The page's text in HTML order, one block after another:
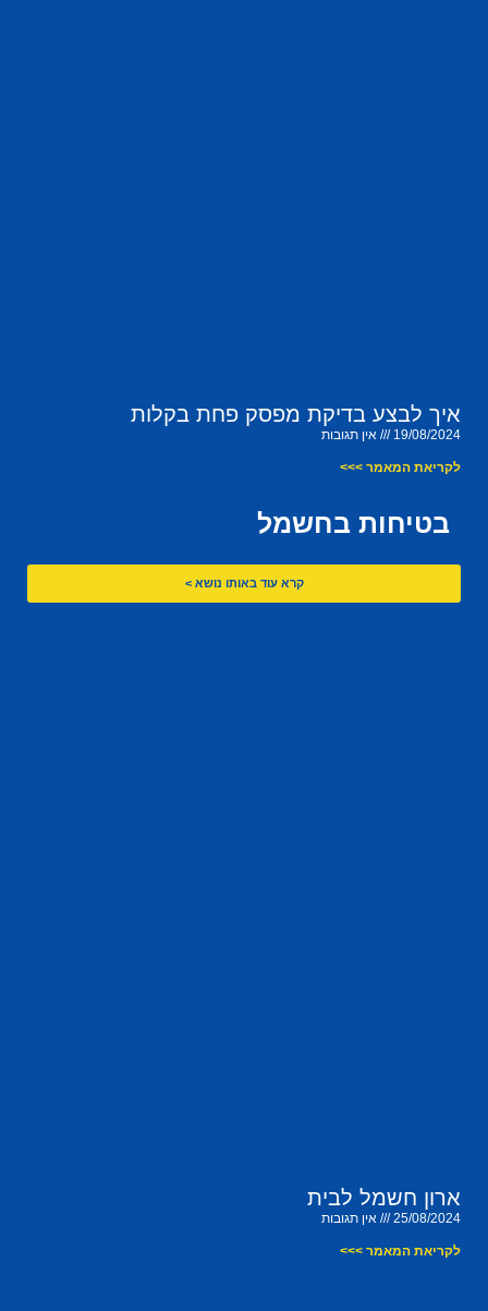
איך לבצע בדיקת מפסק פחת בקלות
19/08/2024 אין תגובות
לקריאת המאמר >>>
בטיחות בחשמל
קרא עוד באותו נושא >
ארון חשמל לבית
25/08/2024 אין תגובות
לקריאת המאמר >>>